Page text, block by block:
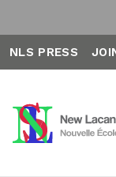
NLS PRESS